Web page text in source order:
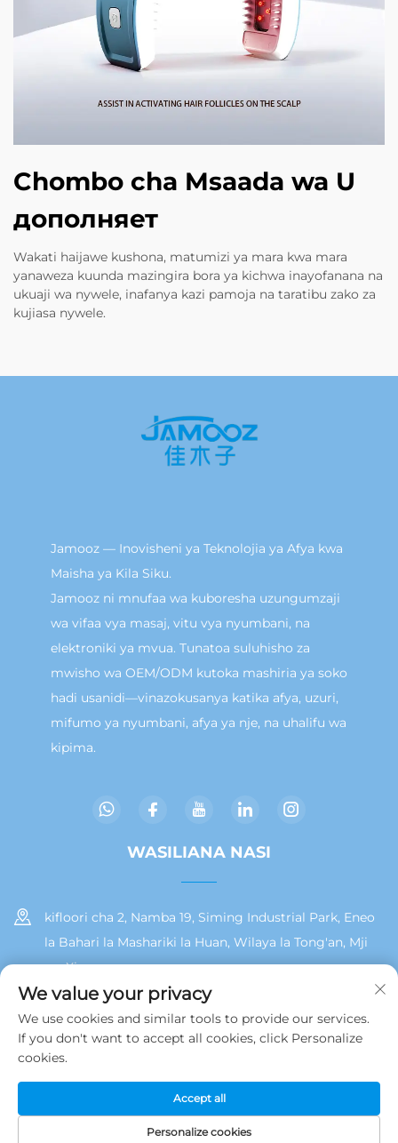
Chombo cha Msaada wa U
дополняет
Wakati haijawe kushona, matumizi ya mara kwa mara
yanaweza kuunda mazingira bora ya kichwa inayofanana na
ukuaji wa nywele, inafanya kazi pamoja na taratibu zako za
kujiasa nywele.
Jamooz — Inovisheni ya Teknolojia ya Afya kwa
Maisha ya Kila Siku.
Jamooz ni mnufaa wa kuboresha uzungumzaji
wa vifaa vya masaj, vitu vya nyumbani, na
elektroniki ya mvua. Tunatoa suluhisho za
mwisho wa OEM/ODM kutoka mashiria ya soko
hadi usanidi—vinazokusanya katika afya, uzuri,
mifumo ya nyumbani, afya ya nje, na uhalifu wa
kipima.
WASILIANA NASI
kifloori cha 2, Namba 19, Siming Industrial Park, Eneo
la Bahari la Mashariki la Huan, Wilaya la Tong'an, Mji
wa Xiamen
+86 13215929911
[email protected]
Hakiki © 2025 na Jamooz (Xiamen) Technology Co., Ltd.
Faragha
We value your privacy
We use cookies and similar tools to provide our services.
If you don't want to accept all cookies, click Personalize
cookies.
Personalize cookies
Accept all